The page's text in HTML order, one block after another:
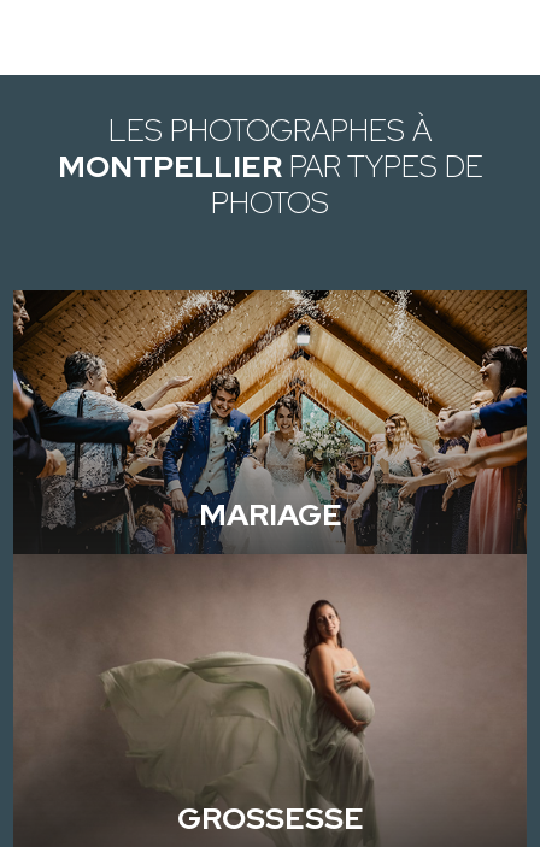
LES PHOTOGRAPHES À
MONTPELLIERPAR TYPES DE
PHOTOS
MARIAGE
GROSSESSE